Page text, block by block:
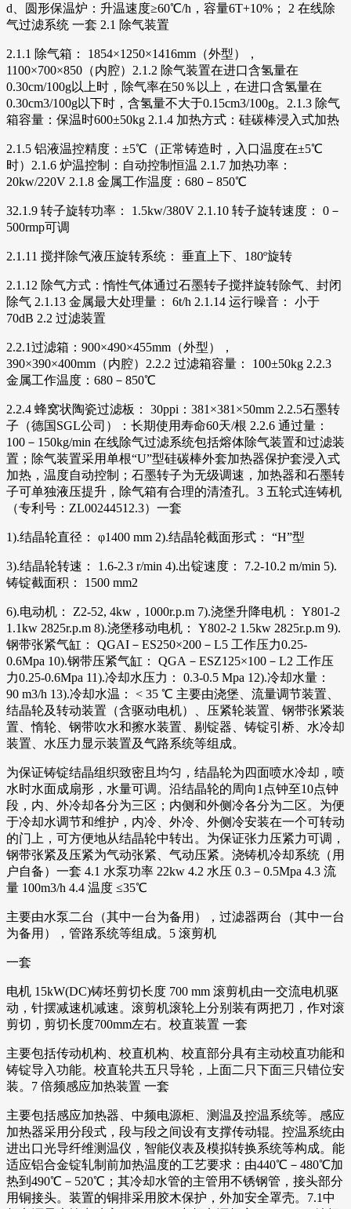
d、圆形保温炉：升温速度≥60℃/h，容量6T+10%； 2 在线除
气过滤系统 一套 2.1 除气装置
2.1.1 除气箱： 1854×1250×1416mm（外型），
1100×700×850（内腔）2.1.2 除气装置在进口含氢量在
0.30cm/100g以上时，除气率在50％以上，在进口含氢量在
0.30cm3/100g以下时，含氢量不大于0.15cm3/100g。2.1.3 除气
箱容量：保温时600±50kg 2.1.4 加热方式：硅碳棒浸入式加热
2.1.5 铝液温控精度：±5℃（正常铸造时，入口温度在±5℃
时）2.1.6 炉温控制：自动控制恒温 2.1.7 加热功率：
20kw/220V 2.1.8 金属工作温度：680－850℃
32.1.9 转子旋转功率： 1.5kw/380V 2.1.10 转子旋转速度： 0－
500rmp可调
2.1.11 搅拌除气液压旋转系统： 垂直上下、180º旋转
2.1.12 除气方式：惰性气体通过石墨转子搅拌旋转除气、封闭
除气 2.1.13 金属最大处理量： 6t/h 2.1.14 运行噪音： 小于
70dB 2.2 过滤装置
2.2.1过滤箱：900×490×455mm（外型），
390×390×400mm（内腔）2.2.2 过滤箱容量： 100±50kg 2.2.3
金属工作温度：680－850℃
2.2.4 蜂窝状陶瓷过滤板： 30ppi：381×381×50mm 2.2.5石墨转
子（德国SGL公司）：长期使用寿命60天/根 2.2.6 通过量：
100－150kg/min 在线除气过滤系统包括熔体除气装置和过滤装
置；除气装置采用单根“U”型硅碳棒外套加热器保护套浸入式
加热，温度自动控制；石墨转子为无级调速，加热器和石墨转
子可单独液压提升，除气箱有合理的清渣孔。3 五轮式连铸机
（专利号：ZL00244512.3）一套
1).结晶轮直径： φ1400 mm 2).结晶轮截面形式： “H”型
3).结晶轮转速： 1.6-2.3 r/min 4).出锭速度： 7.2-10.2 m/min 5).
铸锭截面积： 1500 mm2
6).电动机： Z2-52, 4kw，1000r.p.m 7).浇堡升降电机： Y801-2
1.1kw 2825r.p.m 8).浇堡移动电机： Y802-2 1.5kw 2825r.p.m 9).
钢带张紧气缸： QGAI－ES250×200－L5 工作压力0.25-
0.6Mpa 10).钢带压紧气缸： QGA－ESZ125×100－L2 工作压
力0.25-0.6Mpa 11).冷却水压力： 0.3-0.5 Mpa 12).冷却水量：
90 m3/h 13).冷却水温： < 35 ℃ 主要由浇堡、流量调节装置、
结晶轮及转动装置（含驱动电机）、压紧轮装置、钢带张紧装
置、惰轮、钢带吹水和擦水装置、剔锭器、铸锭引桥、水冷却
装置、水压力显示装置及气路系统等组成。
为保证铸锭结晶组织致密且均匀，结晶轮为四面喷水冷却，喷
水时水面成扇形，水量可调。沿结晶轮的周向1点钟至10点钟
段，内、外冷却各分为三区；内侧和外侧冷各分为二区。为便
于冷却水调节和维护，内冷、外冷、外侧冷安装在一个可转动
的门上，可方便地从结晶轮中转出。为保证张力压紧力可调，
钢带张紧及压紧为气动张紧、气动压紧。浇铸机冷却系统（用
户自备）一套 4.1 水泵功率 22kw 4.2 水压 0.3－0.5Mpa 4.3 流
量 100m3/h 4.4 温度 ≤35℃
主要由水泵二台（其中一台为备用），过滤器两台（其中一台
为备用），管路系统等组成。5 滚剪机
一套
电机 15kW(DC)铸坯剪切长度 700 mm 滚剪机由一交流电机驱
动，针摆减速机减速。滚剪机滚轮上分别装有两把刀，作对滚
剪切，剪切长度700mm左右。校直装置 一套
主要包括传动机构、校直机构、校直部分具有主动校直功能和
铸锭导入功能。校直轮共五只导轮，上面二只下面三只错位安
装。7 倍频感应加热装置 一套
主要包括感应加热器、中频电源柜、测温及控温系统等。感应
加热器采用分段式，段与段之间设有支撑传动辊。控温系统由
进出口光导纤维测温仪，智能仪表及模拟转换系统等构成。能
适应铝合金锭轧制前加热温度的工艺要求：由440℃－480℃加
热到490℃－520℃；其冷却水管的主管用不锈钢管，接头部分
用铜接头。装置的铜排采用胶木保护，外加安全罩壳。7.1中